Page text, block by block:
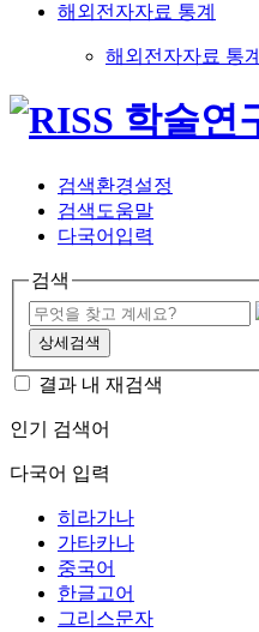
해외전자자료 통계
해외전자자료 통계
검색환경설정
검색도움말
다국어입력
검색
상세검색
결과 내 재검색
인기 검색어
다국어 입력
히라가나
가타카나
중국어
한글고어
그리스문자